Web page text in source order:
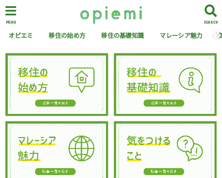
SEARCH
MENU
オピエミ 移住の始め方 移住の基礎知識 マレーシア魅力